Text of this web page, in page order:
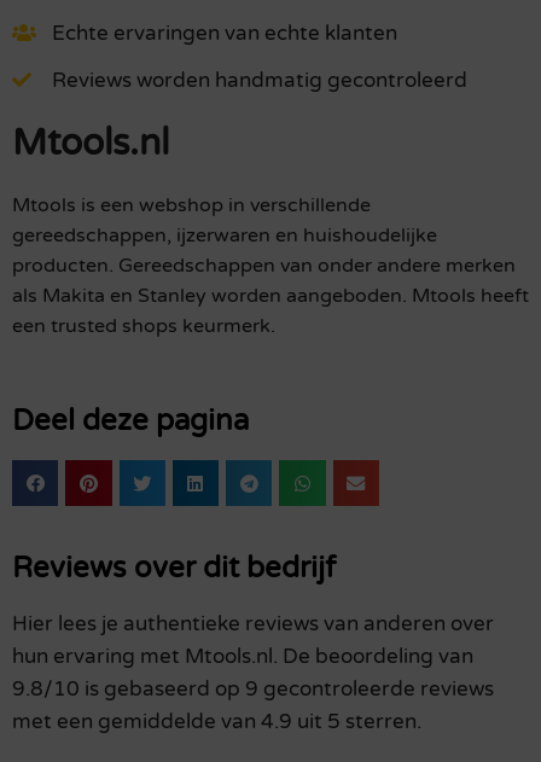
Echte ervaringen van echte klanten
Reviews worden handmatig gecontroleerd
Mtools.nl
Mtools is een webshop in verschillende
gereedschappen, ijzerwaren en huishoudelijke
producten. Gereedschappen van onder andere merken
als Makita en Stanley worden aangeboden. Mtools heeft
een trusted shops keurmerk.
Deel deze pagina
Reviews over dit bedrijf
Hier lees je authentieke reviews van anderen over
hun ervaring met Mtools.nl. De beoordeling van
9.8/10 is gebaseerd op 9 gecontroleerde reviews
met een gemiddelde van 4.9 uit 5 sterren.